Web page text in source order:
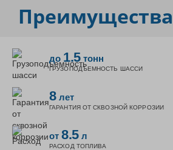
Преимущества
до 1.5 тонн
ГРУЗОПОДЪЕМНОСТЬ ШАССИ
8лет
ГАРАНТИЯ ОТ СКВОЗНОЙ КОРРОЗИИ
от 8.5 л
РАСХОД ТОПЛИВА